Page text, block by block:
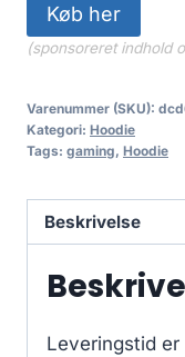
Køb her
(sponsoreret indhold
Varenummer (SKU):
Kategori: Hoodie
Tags: gaming, Hoodie
Beskrivelse
Leveringstid er